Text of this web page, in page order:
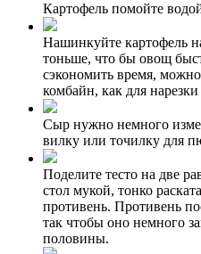
Картофель помойте
Нашинкуйте картофель
тоньше, что бы овощ
сэкономить время,
комбайн, как для нарезки
Сыр нужно немного
вилку или точилку для
Поделите тесто на две
стол мукой, тонко
противень. Противень
так чтобы оно немного
половины.